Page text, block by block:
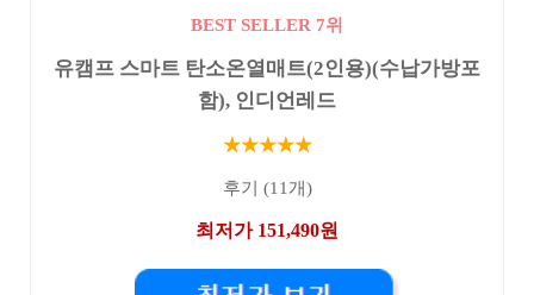
BEST SELLER 7위
유캠프 스마트 탄소온열매트(2인용)(수납가방포
함), 인디언레드
★★★★★
후기 (11개)
최저가 151,490원